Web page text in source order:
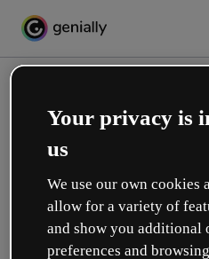
Crie a sua
Your privacy is
us
We use our own cookies
allow for a variety of
and show you additional
preferences and